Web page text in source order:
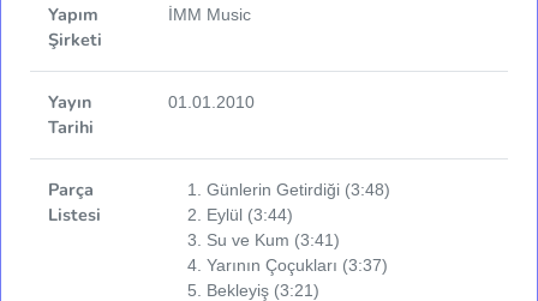
Yapım
Şirketi
İMM Music
Yayın
Tarihi
01.01.2010
Parça
Listesi
Günlerin Getirdiği (3:48)
Eylül (3:44)
Su ve Kum (3:41)
Yarının Çoçukları (3:37)
Bekleyiş (3:21)